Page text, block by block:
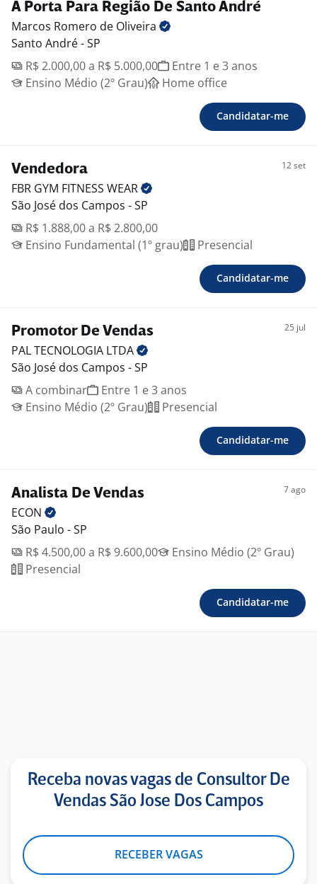
A Porta Para Região De Santo André
Marcos Romero de Oliveira
Santo André - SP
R$ 2.000,00 a R$ 5.000,00
Entre 1 e 3 anos
Ensino Médio (2º Grau)
Home office
Candidatar-me
Vendedora 12 set
FBR GYM FITNESS WEAR
São José dos Campos - SP
R$ 1.888,00 a R$ 2.800,00
Ensino Fundamental (1º grau)
Presencial
Candidatar-me
Promotor De Vendas 25 jul
PAL TECNOLOGIA LTDA
São José dos Campos - SP
A combinar
Entre 1 e 3 anos
Ensino Médio (2º Grau)
Presencial
Candidatar-me
Analista De Vendas 7 ago
ECON
São Paulo - SP
R$ 4.500,00 a R$ 9.600,00
Ensino Médio (2º Grau)
Presencial
Candidatar-me
Receba novas vagas de Consultor De
Vendas São Jose Dos Campos
RECEBER VAGAS